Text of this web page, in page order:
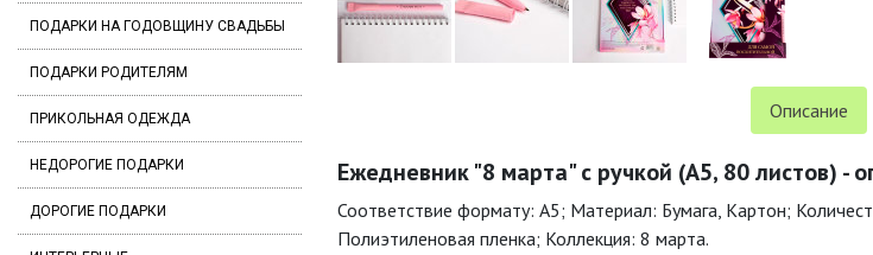
ПОДАРКИ НА ГОДОВЩИНУ СВАДЬБЫ
ПОДАРКИ РОДИТЕЛЯМ
ПРИКОЛЬНАЯ ОДЕЖДА
НЕДОРОГИЕ ПОДАРКИ
ДОРОГИЕ ПОДАРКИ
Описание
Ежедневник "8 марта" с ручкой (A5, 80 листов) -
Соответствие формату: А5; Материал: Бумага, Картон;
Полиэтиленовая пленка; Коллекция: 8 марта.